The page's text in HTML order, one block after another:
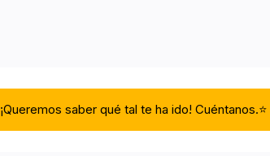
¡Queremos saber qué tal te ha ido! Cuéntanos.⭐